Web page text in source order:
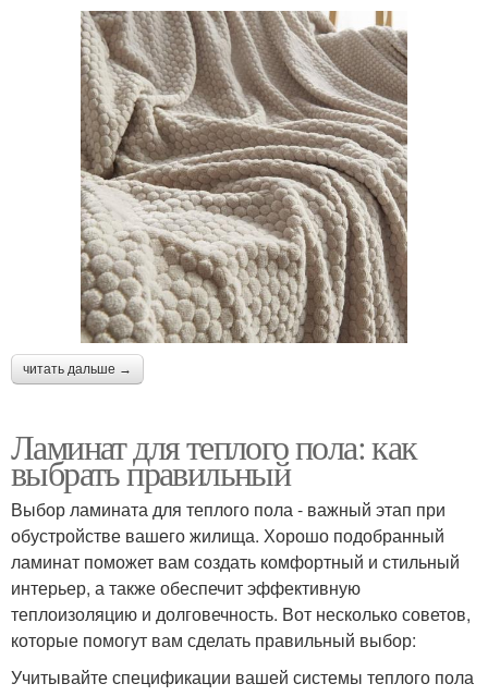
читать дальше →
Ламинат для теплого пола: как
выбрать правильный
Выбор ламината для теплого пола - важный этап при
обустройстве вашего жилища. Хорошо подобранный
ламинат поможет вам создать комфортный и стильный
интерьер, а также обеспечит эффективную
теплоизоляцию и долговечность. Вот несколько советов,
которые помогут вам сделать правильный выбор:
Учитывайте спецификации вашей системы теплого пола